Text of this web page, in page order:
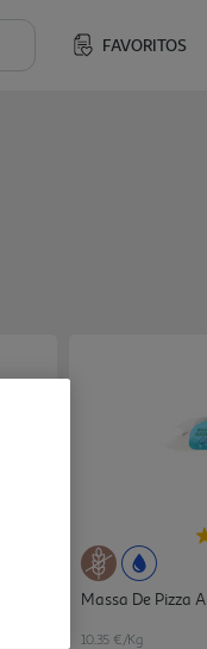
FAVORITOS
Massa De Pizza
10.35 €/Kg